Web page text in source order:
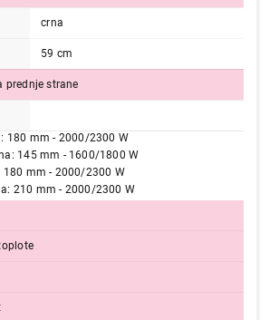
crna
59 cm
prednje strane
180 mm - 2000/2300 W
145 mm - 1600/1800 W
180 mm - 2000/2300 W
210 mm - 2000/2300 W